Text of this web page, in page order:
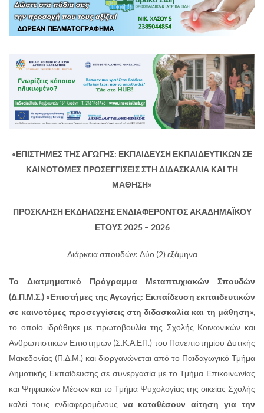
«ΕΠΙΣΤΗΜΕΣ ΤΗΣ ΑΓΩΓΗΣ: ΕΚΠΑΙΔΕΥΣΗ ΕΚΠΑΙΔΕΥΤΙΚΩΝΣΕ
ΚΑΙΝΟΤΟΜΕΣ ΠΡΟΣΕΓΓΙΣΕΙΣ ΣΤΗ ΔΙΔΑΣΚΑΛΙΑ ΚΑΙ ΤΗ
ΜΑΘΗΣΗ»
ΠΡΟΣΚΛΗΣΗ ΕΚΔΗΛΩΣΗΣ ΕΝΔΙΑΦΕΡΟΝΤΟΣ ΑΚΑΔΗΜΑΪΚΟΥ
ΕΤΟΥΣ 2025 – 2026
Διάρκεια σπουδών: Δύο (2) εξάμηνα
Το Διατμηματικό Πρόγραμμα Μεταπτυχιακών Σπουδών
(Δ.Π.Μ.Σ.) «Επιστήμες της Αγωγής: Εκπαίδευση εκπαιδευτικών
σε καινοτόμες προσεγγίσεις στη διδασκαλία και τη μάθηση»,
το οποίο ιδρύθηκε με πρωτοβουλία της Σχολής Κοινωνικών και
Ανθρωπιστικών Επιστημών (Σ.Κ.Α.ΕΠ.) του Πανεπιστημίου Δυτικής
Μακεδονίας (Π.Δ.Μ.) και διοργανώνεται από το Παιδαγωγικό Τμήμα
Δημοτικής Εκπαίδευσης σε συνεργασία με το Τμήμα Επικοινωνίας
και Ψηφιακών Μέσων και το Τμήμα Ψυχολογίας της οικείας Σχολής
καλεί τους ενδιαφερομένους να καταθέσουν αίτηση για την